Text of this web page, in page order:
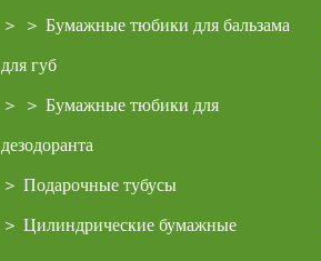
＞ ＞ Бумажные тюбики для бальзама
для губ
＞ ＞ Бумажные тюбики для
дезодоранта
＞Подарочные тубусы
＞ Цилиндрические бумажные